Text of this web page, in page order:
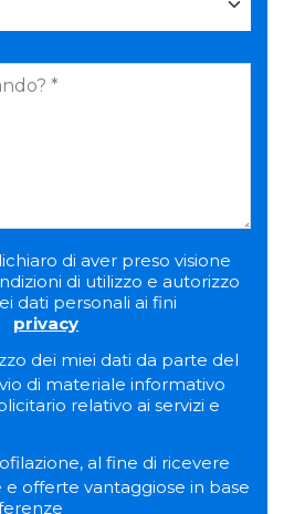
di aver preso visione
di utilizzo e autorizzo
dati personali ai fini
privacy
dei miei dati da parte del
di materiale informativo
relativo ai servizi e
al fine di ricevere
offerte vantaggiose in base